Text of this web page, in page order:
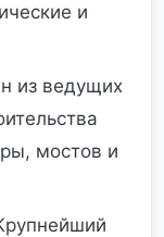
и
из ведущих
мостов и